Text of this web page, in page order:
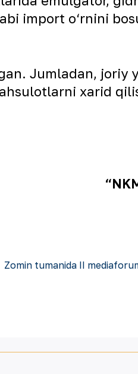
import o‘rnini
Jumladan, joriy
xarid
Zomin tumanida II